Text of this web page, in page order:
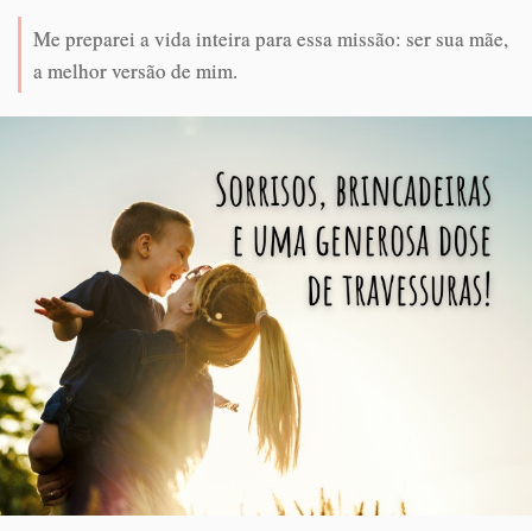
Me preparei a vida inteira para essa missão: ser sua mãe,
a melhor versão de mim.